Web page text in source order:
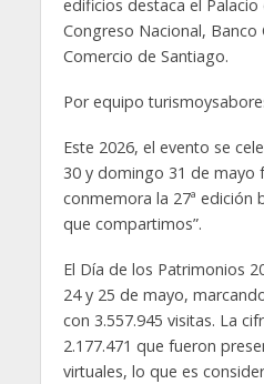
edificios destaca el
Congreso Nacional, Banco
Comercio de Santiago.
Por equipo
Este 2026, el evento se
30 y domingo 31 de mayo
conmemora la 27ª edición
que compartimos”.
El Día de los Patrimonios
24 y 25 de mayo,
con 3.557.945 visitas. La
2.177.471 que fueron
virtuales, lo que es